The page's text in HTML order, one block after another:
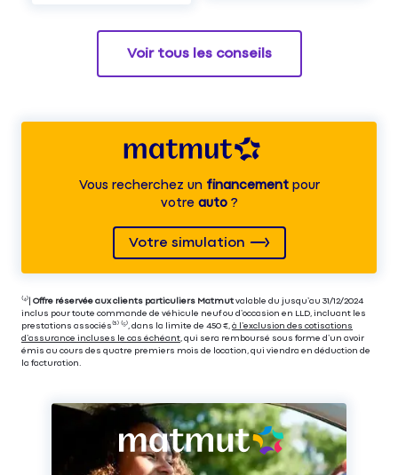
Voir tous les conseils
Vous recherchez unfinancementpour
votre auto?
Votre simulation
⁽⁴⁾| Offre réservée aux clients particuliers Matmut valable du jusqu’au 31/12/2024
inclus pour toute commande de véhicule neuf ou d’occasion en LLD, incluant les
prestations associés⁽³⁾ ⁽⁵⁾, dans la limite de 450 €, à l’exclusion des cotisations
d’assurance incluses le cas échéant, qui sera remboursé sous forme d’un avoir
émis au cours des quatre premiers mois de location, qui viendra en déduction de
la facturation.